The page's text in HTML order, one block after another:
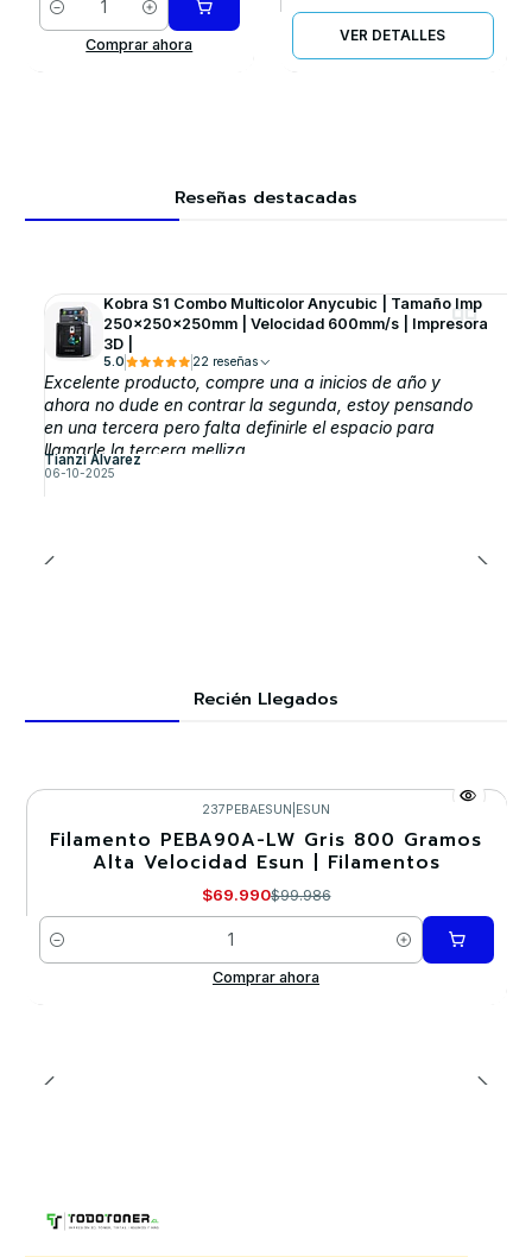
Cantidad
Comprar ahora
VER DETALLES
Reseñas destacadas
Kobra S1 Combo Multicolor Anycubic | Tamaño Imp
250x250x250mm | Velocidad 600mm/s | Impresora
3D |
5.0 22 reseñas
Excelente producto, compre una a inicios de año y
ahora no dude en contrar la segunda, estoy pensando
en una tercera pero falta definirle el espacio para
llamarle la tercera melliza
Tianzi Alvarez
06-10-2025
Recién Llegados
-30%
237PEBAESUN ESUN
Filamento PEBA90A-LW Gris 800 Gramos
Alta Velocidad Esun | Filamentos
$69.990$99.986
Cantidad
Comprar ahora